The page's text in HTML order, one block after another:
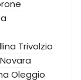
Trivolzio
Novara
Oleggio